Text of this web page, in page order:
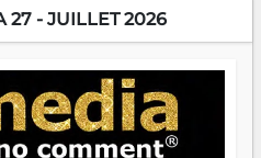
vient de décrocher le
Miangaly Elia rafle le Prix
Alors oui, on pourrait
chez soi satisfait. Mais ce
essentielle. La fougue, ça
vite. Une flamme sans
qu'elle peut consumer. C'est
27 - JUILLET 2026